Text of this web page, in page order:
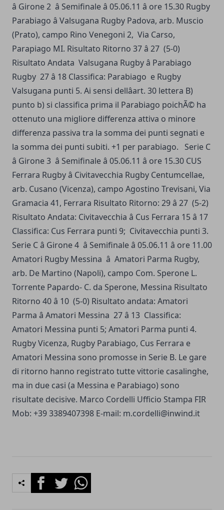
â Girone 2 â Semifinale â 05.06.11 â ore 15.30 Rugby
Parabiago â Valsugana Rugby Padova, arb. Muscio
(Prato), campo Rino Venegoni 2, Via Carso,
Parapiago MI. Risultato Ritorno 37 â 27 (5-0)
Risultato Andata Valsugana Rugby â Parabiago
Rugby 27 â 18 Classifica: Parabiago e Rugby
Valsugana punti 5. Ai sensi dellâart. 30 lettera B)
punto b) si classifica prima il Parabiago poichÃ© ha
ottenuto una migliore differenza attiva o minore
differenza passiva tra la somma dei punti segnati e
la somma dei punti subiti. +1 per parabiago. Serie C
â Girone 3 â Semifinale â 05.06.11 â ore 15.30 CUS
Ferrara Rugby â Civitavecchia Rugby Centumcellae,
arb. Cusano (Vicenza), campo Agostino Trevisani, Via
Gramacia 41, Ferrara Risultato Ritorno: 29 â 27 (5-2)
Risultato Andata: Civitavecchia â Cus Ferrara 15 â 17
Classifica: Cus Ferrara punti 9; Civitavecchia punti 3.
Serie C â Girone 4 â Semifinale â 05.06.11 â ore 11.00
Amatori Rugby Messina â Amatori Parma Rugby,
arb. De Martino (Napoli), campo Com. Sperone L.
Torrente Papardo- C. da Sperone, Messina Risultato
Ritorno 40 â 10 (5-0) Risultato andata: Amatori
Parma â Amatori Messina 27 â 13 Classifica:
Amatori Messina punti 5; Amatori Parma punti 4.
Rugby Vicenza, Rugby Parabiago, Cus Ferrara e
Amatori Messina sono promosse in Serie B. Le gare
di ritorno hanno registrato tutte vittorie casalinghe,
ma in due casi (a Messina e Parabiago) sono
risultate decisive. Marco Cordelli Ufficio Stampa FIR
Mob: +39 3389407398 E-mail: m.cordelli@inwind.it
FacebookTwitterWhatsapp